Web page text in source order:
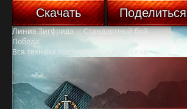
Скачать Поделиться
Линия Зигфрида-Стандартный бой
Победа!
Вся техника противника уничтожена